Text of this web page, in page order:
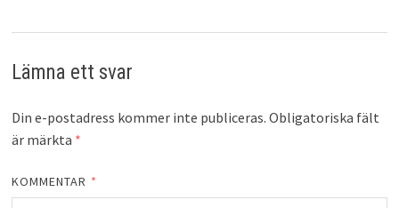
Lämna ett svar
Din e-postadress kommer inte publiceras. Obligatoriska fält
är märkta *
KOMMENTAR *